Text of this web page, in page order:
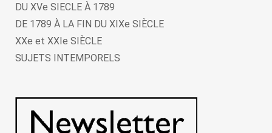
DU XVe SIECLE À 1789
DE 1789 À LA FIN DU XIXe SIÈCLE
XXe et XXIe SIÈCLE
SUJETS INTEMPORELS